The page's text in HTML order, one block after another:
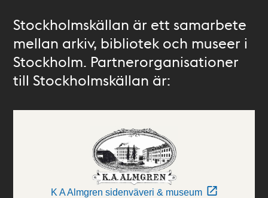
Stockholmskällan är ett samarbete
mellan arkiv, bibliotek och museer i
Stockholm. Partnerorganisationer
till Stockholmskällan är:
K A Almgren sidenväveri & museum